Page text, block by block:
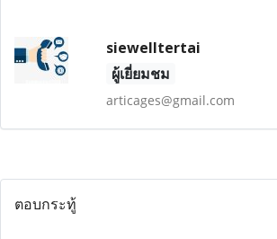
siewelltertai
ผู้เยี่ยมชม
articages@gmail.com
ตอบกระทู้